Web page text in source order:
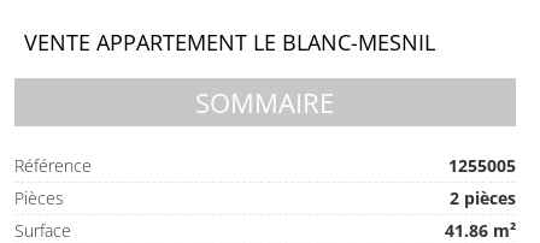
VENTE APPARTEMENT LE BLANC-MESNIL
SOMMAIRE
Référence
1255005
Pièces
2 pièces
Surface
41.86 m²